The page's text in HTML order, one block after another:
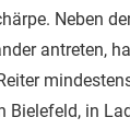
Neben
antreten,
Bielefeld, in